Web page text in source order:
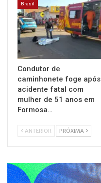
Brasil
Condutor de
caminhonete foge após
acidente fatal com
mulher de 51 anos em
Formosa…
ANTERIOR PRÓXIMA